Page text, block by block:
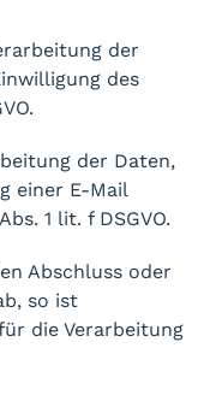
der
des
der Daten,
einer E-Mail
1 lit. f DSGVO.
Abschluss oder
so ist
die Verarbeitung